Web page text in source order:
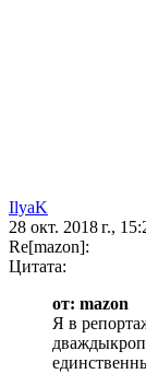
IlyaK
28 окт. 2018 г.,
Re[mazon]:
Цитата:
от: mazon
Я в